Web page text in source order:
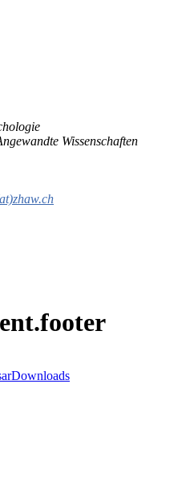
Wissenschaften
Downloads